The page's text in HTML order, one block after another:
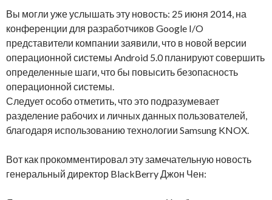
Вы могли уже услышать эту новость: 25 июня 2014, на
конференции для разработчиков Google I/O
представители компании заявили, что в новой версии
операционной системы Android 5.0 планируют совершить
определенные шаги, что бы повысить безопасность
операционной системы.
Следует особо отметить, что это подразумевает
разделение рабочих и личных данных пользователей,
благодаря использованию технологии Samsung KNOX.
Вот как прокомментировал эту замечательную новость
генеральный директор BlackBerry Джон Чен: